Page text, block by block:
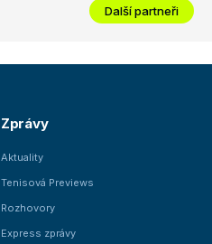
Další partneři
Zprávy
Aktuality
Tenisová Previews
Rozhovory
Express zprávy